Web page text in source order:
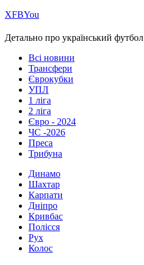
ХFBYou
Детально про український футбол
Всі новини
Трансфери
Єврокубки
УПЛ
1 ліга
2 ліга
Євро - 2024
ЧС -2026
Преса
Трибуна
Динамо
Шахтар
Карпати
Дніпро
Кривбас
Полісся
Рух
Колос